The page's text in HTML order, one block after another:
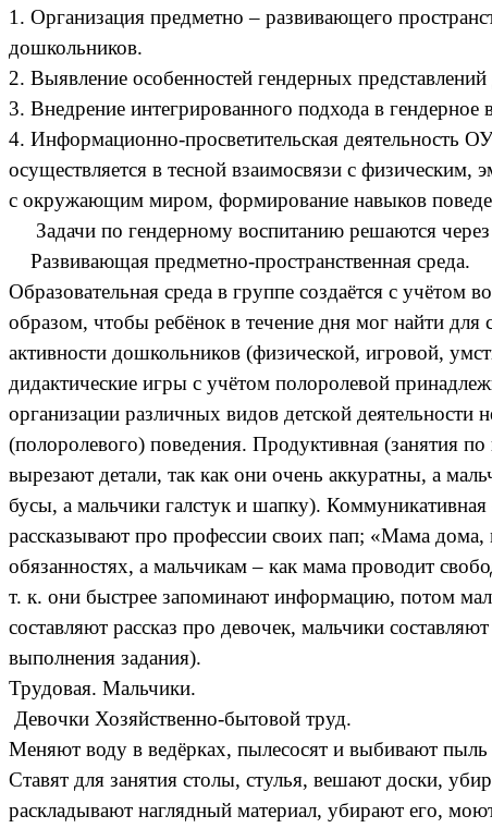
1. Организация предметно – развивающего
дошкольников.
2. Выявление особенностей гендерных
3. Внедрение интегрированного подхода в гендерное
4. Информационно-просветительская деятельность
осуществляется в тесной взаимосвязи с
с окружающим миром, формирование навыков
Задачи по гендерному воспитанию решаются
Развивающая предметно-пространственная среда.
Образовательная среда в группе создаётся с
образом, чтобы ребёнок в течение дня мог найти для
активности дошкольников (физической, игровой,
дидактические игры с учётом полоролевой
организации различных видов детской
(полоролевого) поведения. Продуктивная (занятия
вырезают детали, так как они очень аккуратны, а
бусы, а мальчики галстук и шапку).
рассказывают про профессии своих пап; «Мама дома,
обязанностях, а мальчикам – как мама проводит
т. к. они быстрее запоминают информацию, потом
составляют рассказ про девочек, мальчики
выполнения задания).
Трудовая. Мальчики.
Девочки Хозяйственно-бытовой труд.
Меняют воду в ведёрках, пылесосят и выбивают
Ставят для занятия столы, стулья, вешают доски,
раскладывают наглядный материал, убирают его,